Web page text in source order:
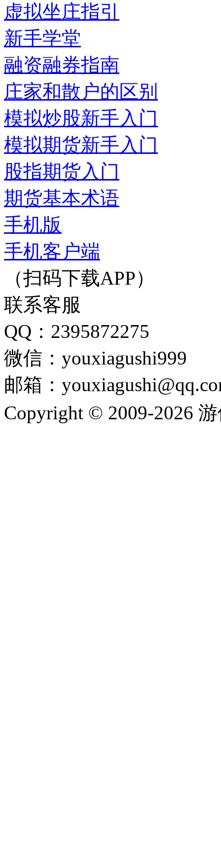
虚拟坐庄指引
新手学堂
融资融券指南
庄家和散户的区别
模拟炒股新手入门
模拟期货新手入门
股指期货入门
期货基本术语
手机版
手机客户端
（扫码下载APP）
联系客服
QQ：2395872275
微信：youxiagushi999
邮箱：
Copyright © 2009-2026